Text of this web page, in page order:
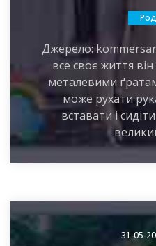
Джерело:
все своє життя
металевими
може рухати
вставати і
31-05-